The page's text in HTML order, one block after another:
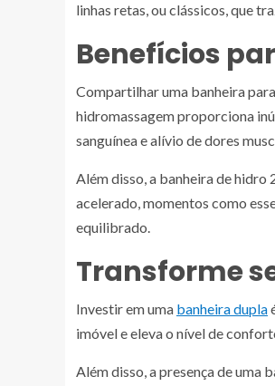
linhas retas, ou clássicos, que
Benefícios
Compartilhar uma banheira
hidromassagem proporciona
sanguínea e alívio de dores
Além disso, a banheira de hidro
acelerado, momentos como
equilibrado.
Transforme
Investir em uma banheira dupla
imóvel e eleva o nível de
Além disso, a presença de uma